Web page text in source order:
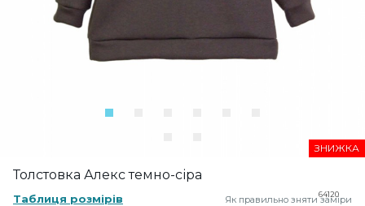
ЗНИЖКА
Толстовка Алекс темно-сіра
64120
Таблиця розмірів Як правильно зняти заміри